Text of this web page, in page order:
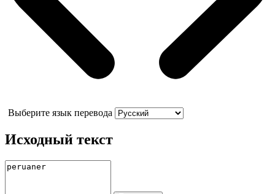
Выберите язык перевода
Исходный текст